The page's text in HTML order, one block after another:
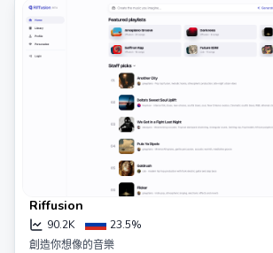
Riffusion
90.2K 23.5%
創造你想像的音樂